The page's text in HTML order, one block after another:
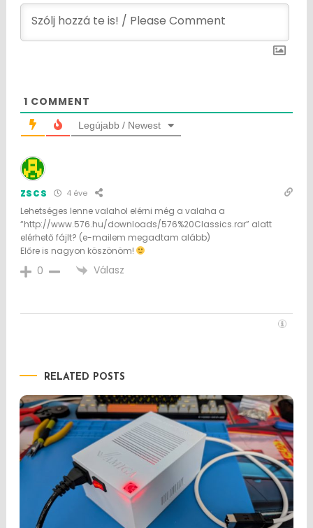
1 COMMENT
Legújabb / Newest
zscs 4 éve
Lehetséges lenne valahol elérni még a valaha a
“http://www.576.hu/downloads/576%20Classics.rar” alatt
elérhető fájlt? (e-mailem megadtam alább)
Előre is nagyon köszönöm!
0 Válasz
RELATED POSTS